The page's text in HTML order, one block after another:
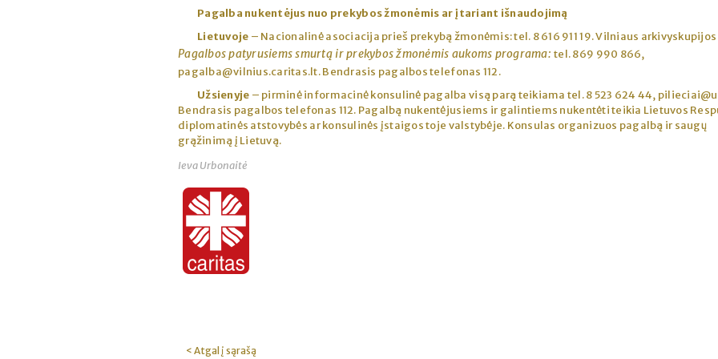
Pagalba nukentėjus nuo prekybos žmonėmis ar įtariant išnaudojimą
Lietuvoje – Nacionalinė asociacija prieš prekybą žmonėmis: tel. 8 616 911 19. Vilniaus arkivyskupijos
Pagalbos patyrusiems smurtą ir prekybos žmonėmis aukoms programa:tel. 869 990 866,
pagalba@vilnius.caritas.lt. Bendrasis pagalbos telefonas 112.
Užsienyje – pirminė informacinė konsulinė pagalba visą parą teikiama tel. 8 523 624 44,
Bendrasis pagalbos telefonas 112. Pagalbą nukentėjusiems ir galintiems nukentėti teikia Lietuvos
diplomatinės atstovybės ar konsulinės įstaigos toje valstybėje. Konsulas organizuos pagalbą ir saugų
grąžinimą į Lietuvą.
Ieva Urbonaitė
< Atgal į sąrašą